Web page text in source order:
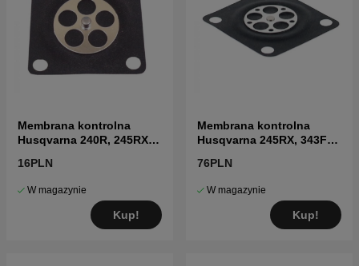
Membrana kontrolna
Husqvarna 240R, 245RX,
16PLN
W magazynie
Kup!
Membrana kontrolna
Husqvarna 245RX, 343FR,
76PLN
W magazynie
Kup!